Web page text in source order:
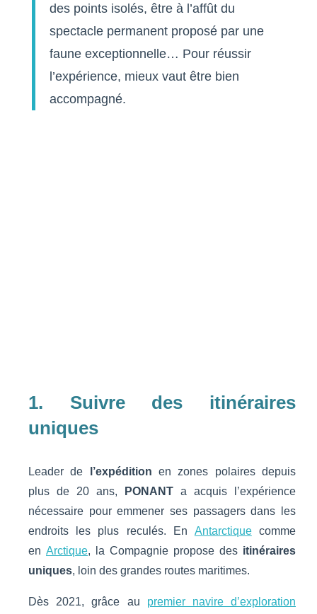
des points isolés, être à l’affût du
spectacle permanent proposé par une
faune exceptionnelle… Pour réussir
l’expérience, mieux vaut être bien
accompagné.
1. Suivre des itinéraires
uniques
Leader de l’expédition en zones polaires depuis
plus de 20 ans,
PONANT a acquis l’expérience
nécessaire pour emmener ses passagers dans les
endroits les plus reculés. En
Antarctique comme
en Arctique, la Compagnie propose des itinéraires
uniques, loin des grandes routes maritimes.
Dès 2021, grâce au
premier navire d’exploration